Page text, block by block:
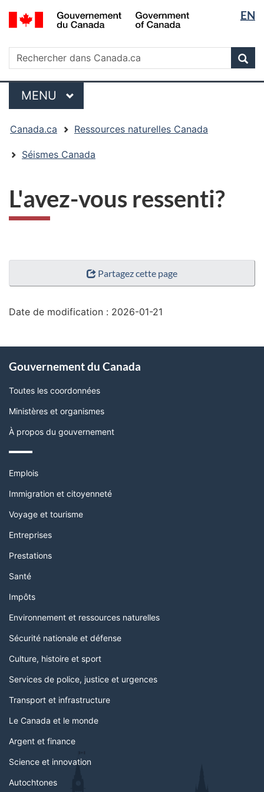
Passer
au
principal
Passer
à
sujet
du
gouvernement »
Passer
à
version
HTML
simplifiée
la
langue
EN
Rechercher
Rechercher
dans
Canada.ca
Menu
MENU PRINCIPAL
êtes
ici
Canada.ca Ressources naturelles Canada
Séismes Canada
L'avez-vous ressenti?
"Détails
page"
Partagez cette page
Date de modification : 2026-01-21
propos
de
ce
Gouvernement du Canada
Toutes les coordonnées
Ministères et organismes
À propos du gouvernement
Thèmes
sujets
Emplois
Immigration et citoyenneté
Voyage et tourisme
Entreprises
Prestations
Santé
Impôts
Environnement et ressources naturelles
Sécurité nationale et défense
Culture, histoire et sport
Services de police, justice et urgences
Transport et infrastructure
Le Canada et le monde
Argent et finance
Science et innovation
Autochtones